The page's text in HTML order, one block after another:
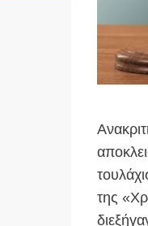
της